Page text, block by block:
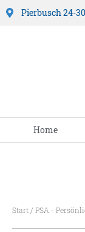
Pierbusch 24-
Home
Start / PSA -